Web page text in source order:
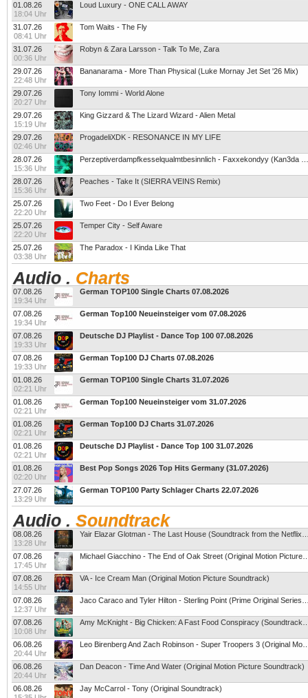
01.08.26
18:04 Uhr
Loud Luxury - ONE CALL AWAY
31.07.26
08:41 Uhr
Tom Waits - The Fly
31.07.26
00:36 Uhr
Robyn & Zara Larsson - Talk To Me, Zara
29.07.26
22:48 Uhr
Bananarama - More Than Physical (Luke Mornay Jet Set '26 Mix)
29.07.26
20:27 Uhr
Tony Iommi - World Alone
29.07.26
15:19 Uhr
King Gizzard & The Lizard Wizard - Alien Metal
29.07.26
02:46 Uhr
ProgadeliXDK - RESONANCE IN MY LIFE
28.07.26
15:36 Uhr
28.07.26
15:36 Uhr
Peaches - Take It (SIERRA VEINS Remix)
25.07.26
22:20 Uhr
Two Feet - Do I Ever Belong
25.07.26
22:20 Uhr
Temper City - Self Aware
25.07.26
03:38 Uhr
The Paradox - I Kinda Like That
Audio . Charts
07.08.26
19:34 Uhr
German TOP100 Single Charts 07.08.2026
07.08.26
19:34 Uhr
German Top100 Neueinsteiger vom 07.08.2026
07.08.26
19:33 Uhr
Deutsche DJ Playlist - Dance Top 100 07.08.2026
07.08.26
19:33 Uhr
German Top100 DJ Charts 07.08.2026
01.08.26
02:21 Uhr
German TOP100 Single Charts 31.07.2026
01.08.26
02:21 Uhr
German Top100 Neueinsteiger vom 31.07.2026
01.08.26
02:21 Uhr
German Top100 DJ Charts 31.07.2026
01.08.26
02:21 Uhr
Deutsche DJ Playlist - Dance Top 100 31.07.2026
01.08.26
02:20 Uhr
Best Pop Songs 2026 Top Hits Germany (31.07.2026)
27.07.26
13:29 Uhr
German TOP100 Party Schlager Charts 22.07.2026
Audio . Soundtrack
08.08.26
13:28 Uhr
07.08.26
17:45 Uhr
07.08.26
14:55 Uhr
VA - Ice Cream Man (Original Motion Picture Soundtrack)
07.08.26
12:37 Uhr
07.08.26
10:08 Uhr
06.08.26
20:44 Uhr
06.08.26
20:44 Uhr
Dan Deacon - Time And Water (Original Motion Picture Soundtrack)
06.08.26
Jay McCarrol - Tony (Original Soundtrack)